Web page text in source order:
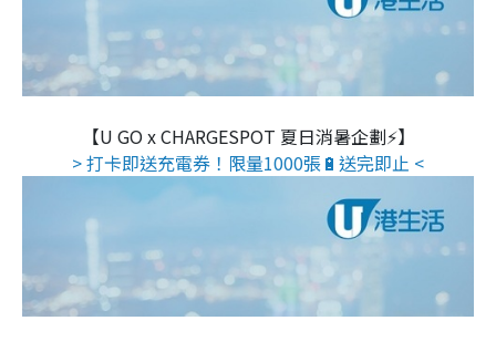
【U GO x CHARGESPOT 夏日消暑企劃⚡】
> 打卡即送充電券！限量1000張🔋送完即止 <